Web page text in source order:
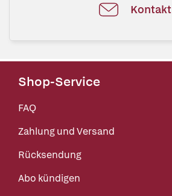
Kontakt
Shop-Service
FAQ
Zahlung und Versand
Rücksendung
Abo kündigen